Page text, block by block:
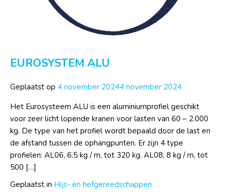
EUROSYSTEM ALU
Geplaatst op 4 november 20244 november 2024
Het Eurosysteem ALU is een aluminiumprofiel geschikt
voor zeer licht lopende kranen voor lasten van 60 – 2.000
kg. De type van het profiel wordt bepaald door de last en
de afstand tussen de ophangpunten. Er zijn 4 type
profielen: AL06, 6,5 kg / m, tot 320 kg. AL08, 8 kg / m, tot
500 […]
Geplaatst in Hijs- en hefgereedschappen